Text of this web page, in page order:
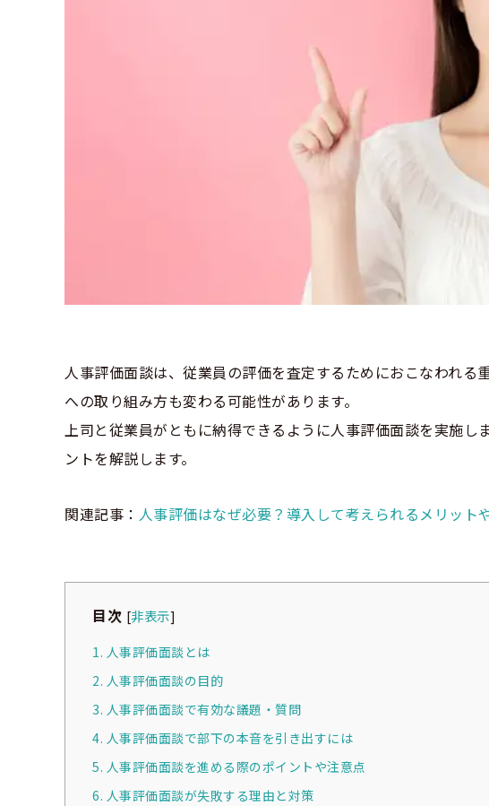
人事評価面談は、従業員の評価を査定するためにおこなわれる
への取り組み方も変わる可能性があります。
上司と従業員がともに納得できるように人事評価面談を実施
ントを解説します。
関連記事： 人事評価はなぜ必要？導入して考えられるメリット
目次 [非表示]
1. 人事評価面談とは
2. 人事評価面談の目的
3. 人事評価面談で有効な議題・質問
4. 人事評価面談で部下の本音を引き出すには
5. 人事評価面談を進める際のポイントや注意点
6. 人事評価面談が失敗する理由と対策